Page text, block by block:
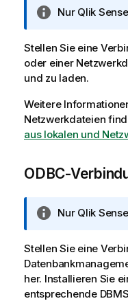
I
f
r
a
t
i
s
i
e
i
s
Nur Qlik
Stellen Sie eine
oder einer
und zu laden.
Weitere
Netzwerkdateien
aus lokalen und
ODBC-
I
f
r
Nur Qlik
Stellen Sie eine
her. Installieren Sie
entsprechende DBMS